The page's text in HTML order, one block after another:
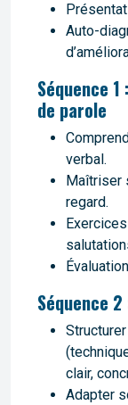
Auto-
Séquence
de parole
verbal.
Maîtriser
regard.
Séquence
clair,
Adapter